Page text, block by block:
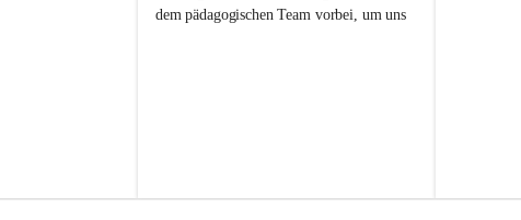
s
dem pädagogischen Team vorbei, um uns